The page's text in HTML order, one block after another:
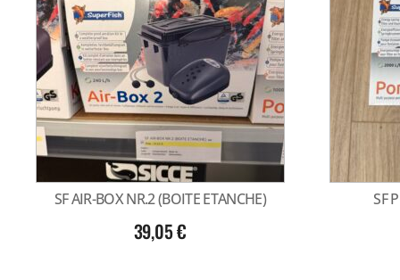
SF AIR-BOX NR.2 (BOITE ETANCHE)
39,05€
SF